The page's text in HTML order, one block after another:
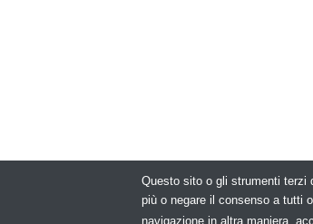
©
Questo sito o gli strumenti terzi
più o negare il consenso a tutti
navigazione in altra maniera,